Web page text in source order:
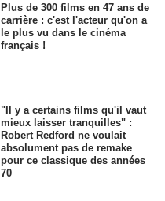
Plus de 300 films en 47 ans de
carrière : c'est l'acteur qu'on a
le plus vu dans le cinéma
français !
"Il y a certains films qu'il vaut
mieux laisser tranquilles" :
Robert Redford ne voulait
absolument pas de remake
pour ce classique des années
70